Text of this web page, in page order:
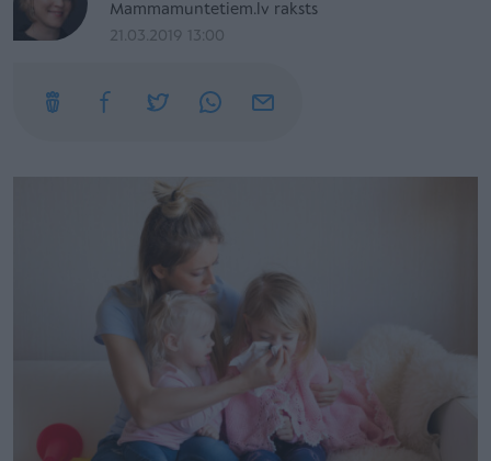
Mammamuntetiem.lv raksts
21.03.2019 13:00